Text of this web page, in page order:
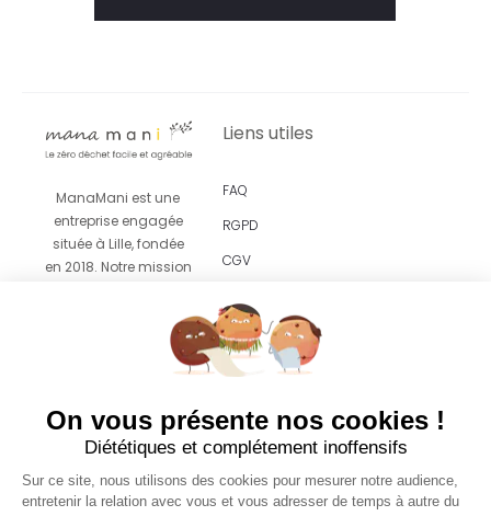
ManaMani est une
entreprise engagée
située à Lille, fondée
en 2018. Notre mission
accompagnement
facile et agréable vers
esthétiques pensés
pour s’intégrer sans
effort dans votre
quotidien.
Liens utiles
FAQ
RGPD
CGV
On vous présente nos cookies !
Diététiques et complétement inoffensifs
Sur ce site, nous utilisons des cookies pour mesurer notre audience,
entretenir la relation avec vous et vous adresser de temps à autre du